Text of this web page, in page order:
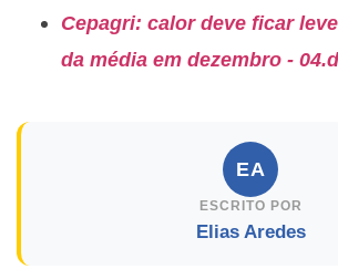
Cepagri: calor deve ficar
da média em dezembro -
EA
ESCRITO POR
Elias Aredes